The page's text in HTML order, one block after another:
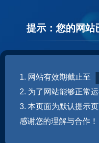
提示：您的网站
1. 网站有效期截止至
2. 为了网站能够正常
3. 本页面为默认提示
感谢您的理解与合作！